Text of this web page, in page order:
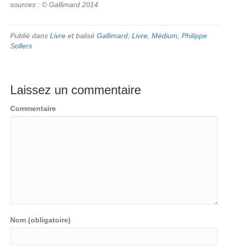
sources : © Gallimard 2014
Publié dans Livre et balisé Gallimard, Livre, Médium, Philippe
Sollers
Laissez un commentaire
Commentaire
Nom (obligatoire)